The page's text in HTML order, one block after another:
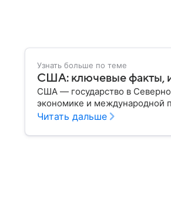
Узнать больше по теме
США: ключевые факты,
США — государство в
экономике и международной
Читать дальше